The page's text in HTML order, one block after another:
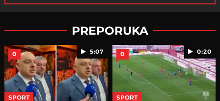
PREPORUKA
5:07
0
SPORT
0:20
0
SPORT